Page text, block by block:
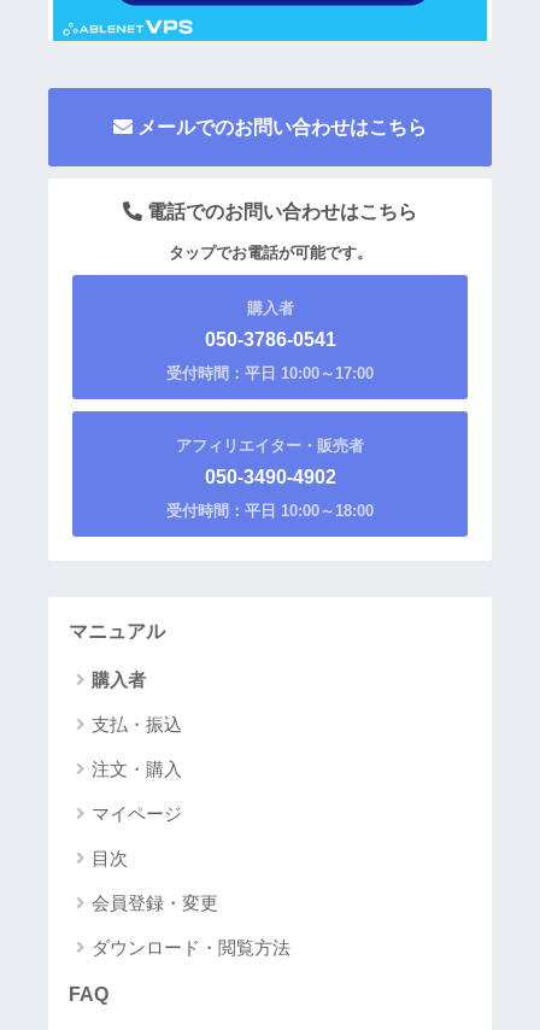
メールでのお問い合わせはこちら
電話でのお問い合わせはこちら
タップでお電話が可能です。
購入者
050-3786-0541
受付時間：平日 10:00～17:00
アフィリエイター・販売者
050-3490-4902
受付時間：平日 10:00～18:00
マニュアル
購入者
支払・振込
注文・購入
マイページ
目次
会員登録・変更
ダウンロード・閲覧方法
FAQ